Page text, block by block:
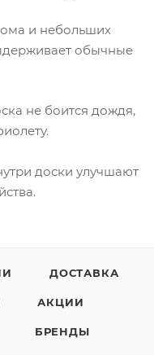
и небольших
обычные
не боится дождя,
доски улучшают
ДОСТАВКА
АКЦИИ
БРЕНДЫ